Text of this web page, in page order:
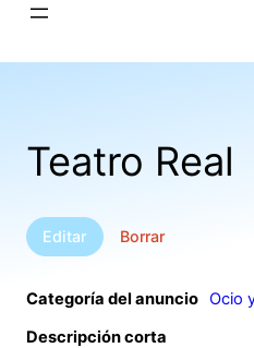
Saltar
Teatro Real
Editar Borrar
Categoría del anuncio Ocio
Descripción corta